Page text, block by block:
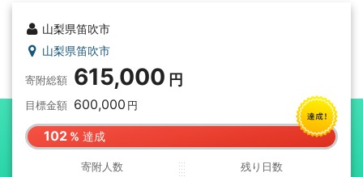
山梨県笛吹市
山梨県笛吹市
寄附総額 615,000
102 達成
目標金額 600,000
寄附人数 残り日数